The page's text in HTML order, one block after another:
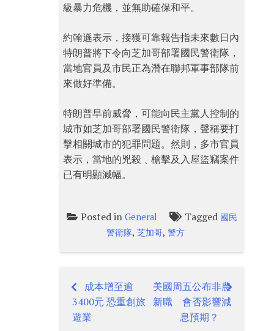
級暴力危機，並無助確保和平。
約翰遜表示，接獲可靠報告指未來數日內
特朗普將下令向芝加哥部署國民警衛隊，
當地官員及市民正為潛在聯邦軍事部隊前
來做好準備。
特朗普早前威脅，可能向民主黨人控制的
城市如芝加哥部署國民警衛隊，聲稱要打
擊相關城市的犯罪問題。然則，多市官員
表示，當地的兇殺﹑槍擊及入屋盜竊案件
已有明顯減幅。
Posted in General Tagged 國民
警衛隊,芝加哥,警方
Post
navigation
成本增至逾
3400元 恐重創旅
遊業
美國周五公布非農
新職 會否影響減
息預期？